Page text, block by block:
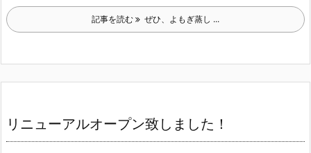
記事を読む ぜひ、よもぎ蒸し ...
リニューアルオープン致しました！